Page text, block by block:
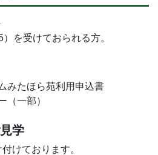
を受けておられる方。
みたほら苑利用申込書
（一部）
学
けております。